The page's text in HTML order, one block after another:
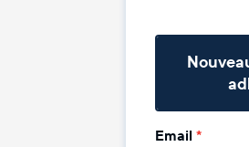
Email *